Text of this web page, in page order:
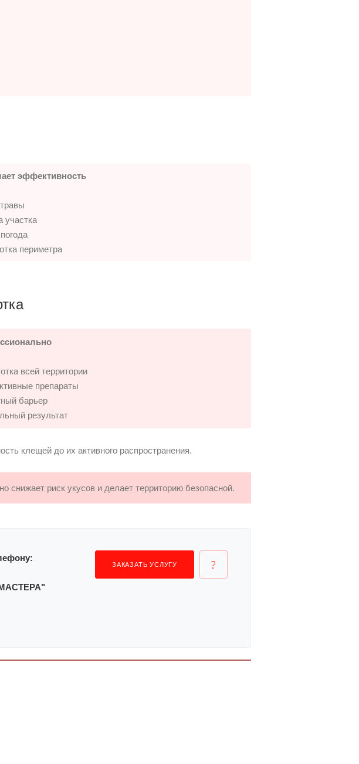
эффективность
участка
периметра
всей территории
препараты
барьер
результат
клещей до их активного распространения.
снижает риск укусов и делает территорию безопасной.
МАСТЕРА"
ЗАКАЗАТЬ УСЛУГУ